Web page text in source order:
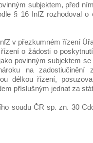
subjektem, před
§ 16 InfZ rozhodoval o
v přezkumném řízení
o žádosti o
povinným subjektem
na zadostiučinění
délkou řízení,
příslušným jednat za
soudu ČR sp. zn. 30